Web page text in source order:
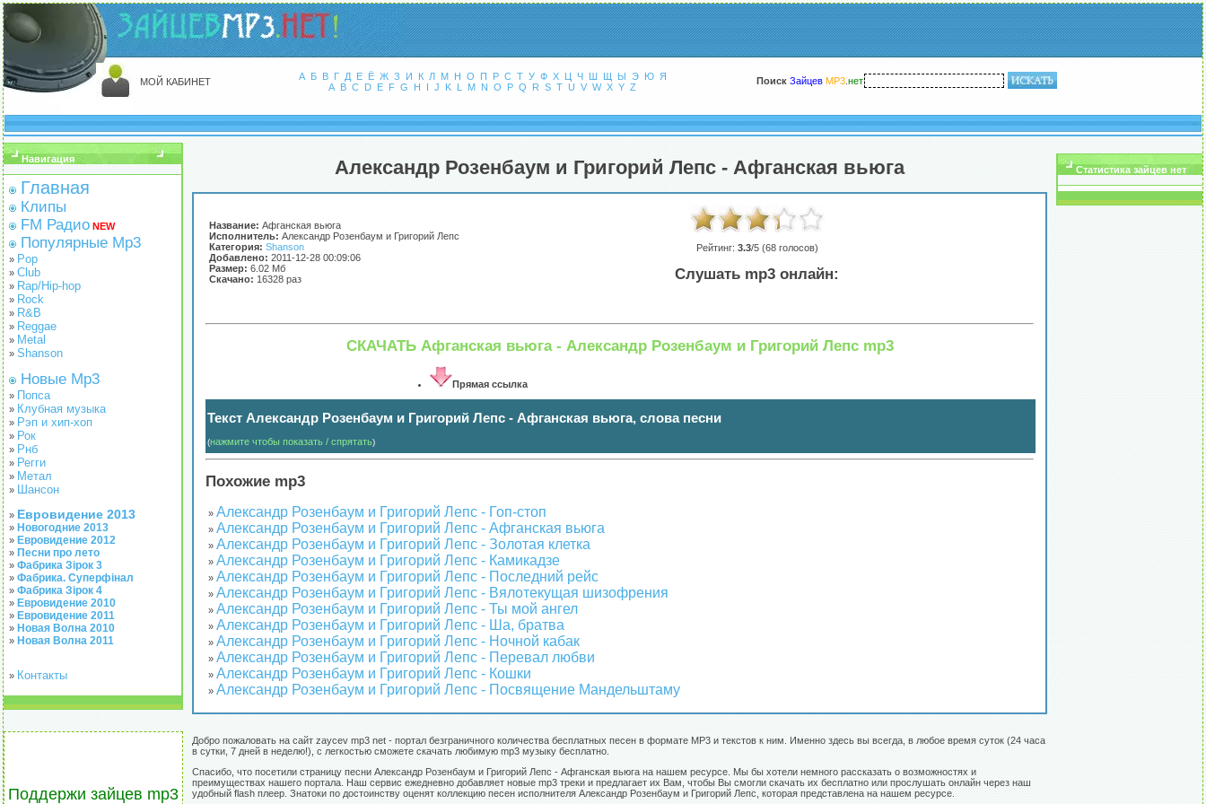
МОЙ КАБИНЕТ А Б В Г Д Е Ё Ж З И К Л М Н О П Р С Т У Ф Х Ц Ч Ш Щ Ы Э Ю
Я
A B C D E F G H I J K L M N O P Q R S T U V W X Y Z
Поиск Зайцев MP3 нет
Навигация
Главная
Клипы
FM Радио NEW
Популярные Mp3
» Pop
» Club
» Rap/Hip-hop
» Rock
» R&B
» Reggae
» Metal
» Shanson
Новые Mp3
» Попса
» Клубная музыка
» Рэп и хип-хоп
» Рок
» Рнб
» Регги
» Метал
» Шансон
» Евровидение 2013
» Новогодние 2013
» Евровидение 2012
» Песни про лето
» Фабрика Зірок 3
» Фабрика. Суперфінал
» Фабрика Зірок 4
» Евровидение 2010
» Евровидение 2011
» Новая Волна 2010
» Новая Волна 2011
» Контакты
Поддержи зайцев mp3
Александр Розенбаум и Григорий Лепс - Афганская вьюга
Название: Афганская вьюга
Исполнитель: Александр Розенбаум и Григорий Лепс
Категория: Shanson
Добавлено: 2011-12-28 00:09:06
Размер: 6.02 Мб
Скачано: 16328 раз
Рейтинг: 3.3/5 (68голосов)
Слушать mp3 онлайн:
СКАЧАТЬ Афганская вьюга - Александр Розенбаум и Григорий Лепс mp3
Прямая ссылка
Текст Александр Розенбаум и Григорий Лепс - Афганская вьюга, слова песни
(нажмите чтобы показать / спрятать)
Похожие mp3
» Александр Розенбаум и Григорий Лепс - Гоп-стоп
» Александр Розенбаум и Григорий Лепс - Афганская вьюга
» Александр Розенбаум и Григорий Лепс - Золотая клетка
» Александр Розенбаум и Григорий Лепс - Камикадзе
» Александр Розенбаум и Григорий Лепс - Последний рейс
» Александр Розенбаум и Григорий Лепс - Вялотекущая шизофрения
» Александр Розенбаум и Григорий Лепс - Ты мой ангел
» Александр Розенбаум и Григорий Лепс - Ша, братва
» Александр Розенбаум и Григорий Лепс - Ночной кабак
» Александр Розенбаум и Григорий Лепс - Перевал любви
» Александр Розенбаум и Григорий Лепс - Кошки
» Александр Розенбаум и Григорий Лепс - Посвящение Мандельштаму
Добро пожаловать на сайт zaycev mp3 net - портал безграничного количества бесплатных песен в формате MP3 и текстов к ним. Именно здесь вы всегда, в любое время суток (24 часа
в сутки, 7 дней в неделю!), с легкостью сможете скачать любимую mp3 музыку бесплатно.
Спасибо, что посетили страницу песни Александр Розенбаум и Григорий Лепс - Афганская вьюга на нашем ресурсе. Мы бы хотели немного рассказать о возможностях и
преимуществах нашего портала. Наш сервис ежедневно добавляет новые mp3 треки и предлагает их Вам, чтобы Вы смогли скачать их бесплатно или прослушать онлайн через наш
удобный flash плеер. Знатоки по достоинству оценят коллекцию песен исполнителя Александр Розенбаум и Григорий Лепс, которая представлена на нашем ресурсе.
Статистика зайцев нет